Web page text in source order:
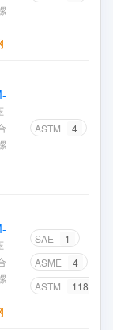
ASTM 4
SAE
1
ASME
4
ASTM
118